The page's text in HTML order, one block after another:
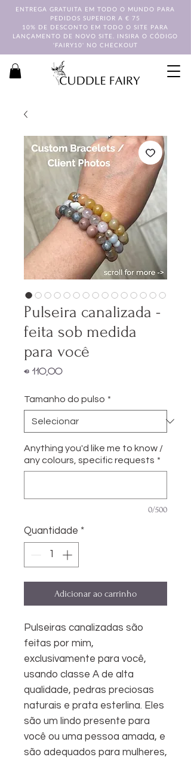
ENTREGA GRATUITA EM TODO O MUNDO PARA
PEDIDOS SUPERIOR A € 75
10% DE DESCONTO EM TODO O SITE PARA
LANÇAMENTO DE NOVO SITE. INSIRA O CÓDIGO
'FAIRY10' NO CHECKOUT
Pulseira canalizada -
feita sob medida
para você
€ 110,00Preço
Tamanho do pulso *
Anything you'd like me to know /
any colours, specific requests *
0/500
Quantidade *
Adicionar ao carrinho
Pulseiras canalizadas são
feitas por mim,
exclusivamente para você,
usando classe A de alta
qualidade, pedras preciosas
naturais e prata esterlina. Eles
são um lindo presente para
você ou uma pessoa amada, e
são adequados para mulheres,